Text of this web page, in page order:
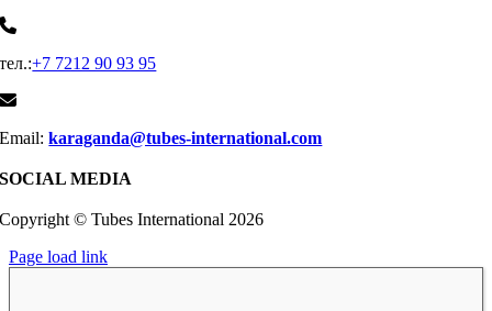
тел.:+7 7212 90 93 95
Email:karaganda@tubes-international.com
SOCIAL MEDIA
Copyright © Tubes International 2026
Page load link